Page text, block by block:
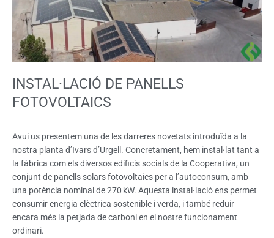
INSTAL·LACIÓ DE PANELLS
FOTOVOLTAICS
Avui us presentem una de les darreres novetats introduïda a la
nostra planta d’Ivars d’Urgell. Concretament, hem instal·lat tant a
la fàbrica com els diversos edificis socials de la Cooperativa, un
conjunt de panells solars fotovoltaics per a l’autoconsum, amb
una potència nominal de 270 kW. Aquesta instal·lació ens permet
consumir energia elèctrica sostenible i verda, i també reduir
encara més la petjada de carboni en el nostre funcionament
ordinari.